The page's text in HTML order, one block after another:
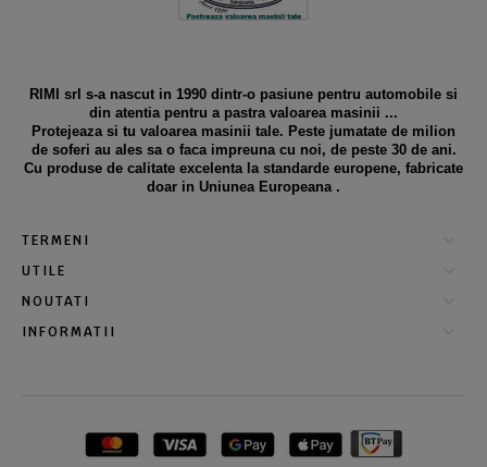
RIMI srl s-a nascut in 1990 dintr-o pasiune pentru automobile si
din atentia pentru a pastra valoarea masinii ...
Protejeaza si tu valoarea masinii tale. Peste jumatate de milion
de soferi au ales sa o faca impreuna cu noi, de peste 30 de ani.
Cu produse de calitate excelenta la standarde europene, fabricate
doar in Uniunea Europeana .
TERMENI
UTILE
NOUTATI
INFORMATII